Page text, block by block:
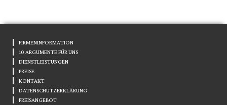
FIRMENINFORMATION
10 ARGUMENTE FÜR UNS
DIENSTLEISTUNGEN
PREISE
KONTAKT
DATENSCHUTZERKLÄRUNG
PREISANGEBOT